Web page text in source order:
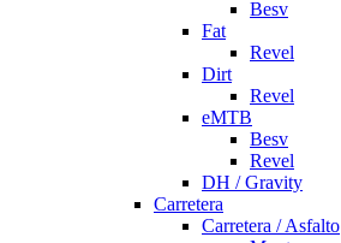
Besv
Fat
Revel
Dirt
Revel
eMTB
Besv
Revel
DH / Gravity
Carretera
Carretera / Asfalto